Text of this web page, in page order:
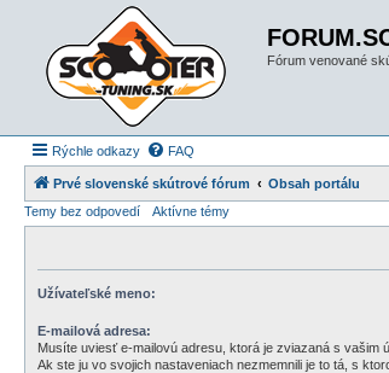
Fórum venované
Rýchle odkazy FAQ
Prvé slovenské skútrové fórum
Obsah portálu
Temy bez odpovedí
Aktívne témy
Užívateľské meno:
E-mailová adresa:
Musíte uviesť e-mailovú adresu, ktorá je zviazaná s vašim
Ak ste ju vo svojich nastaveniach nezmemnili je to tá, s